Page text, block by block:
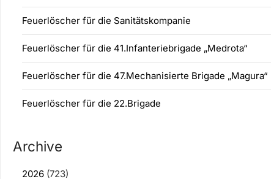
Feuerlöscher für die Sanitätskompanie
Feuerlöscher für die 41.Infanteriebrigade „Medrota“
Feuerlöscher für die 47.Mechanisierte Brigade „Magura“
Feuerlöscher für die 22.Brigade
Archive
2026 (723)